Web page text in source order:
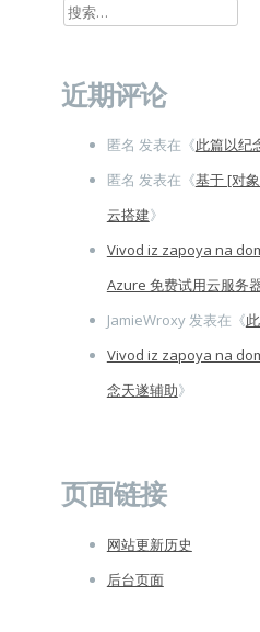
搜
近期评论
匿名 发表在《此篇以纪
匿名 发表在《基于 [对
云搭建》
Vivod iz zapoya na
Azure 免费试用云服务
JamieWroxy发表在《
Vivod iz zapoya na
念天遂辅助》
页面链接
网站更新历史
后台页面